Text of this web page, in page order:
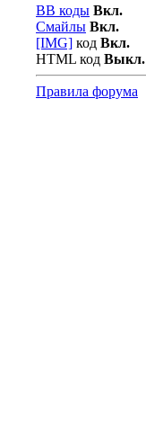
BB коды Вкл.
Смайлы Вкл.
[IMG] код Вкл.
HTML код Выкл.
Правила форума